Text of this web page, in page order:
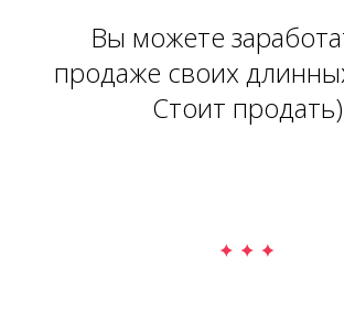
Вы можете
продаже своих
Стоит продать)